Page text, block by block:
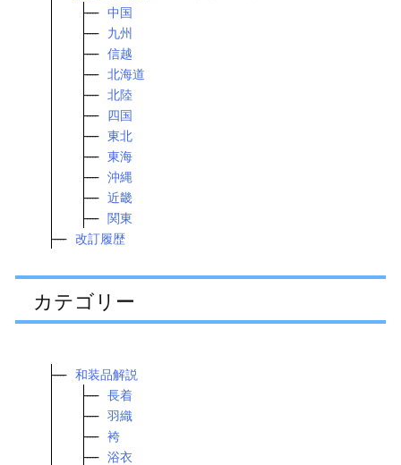
中国
九州
信越
北海道
北陸
四国
東北
東海
沖縄
近畿
関東
改訂履歴
カテゴリー
和装品解説
長着
羽織
袴
浴衣